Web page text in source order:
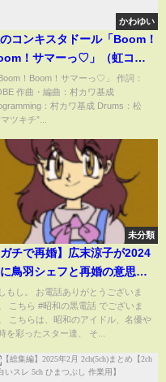
かわゆい
コンキスタドール「Boom！
！サマーっ♡」（虹コ
）/Niji No Conquistador
Boom！Boom！サマーっ♡」 作詞：
作曲・編曲：村カワ基成
：村カワ基成 Drums：松
マツキチ”...
未分類
ガチで再婚】広末涼子が2024
鳥羽シェフと再婚の意思を
た理由がやばい…鳥羽シェ
が語る広末涼子とのこれまで
今後に耳を疑う…！？このま
もし。 お電話ありがとうございま
こちら #昭和の黒電話 でございま
こちらは、昭和のアイドル、名優や
を彩ったスター達、 そ...